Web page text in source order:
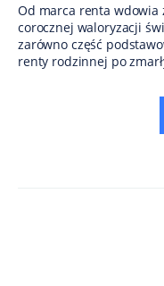
Od marca renta wdowia
corocznej waloryzacji
zarówno część
renty rodzinnej po